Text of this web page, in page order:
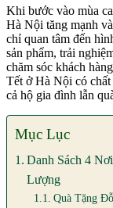
Khi bước vào mùa
Hà Nội tăng mạnh
chỉ quan tâm đến
sản phẩm, trải
chăm sóc khách
Tết ở Hà Nội có
cả hộ gia đình lẫn
Mục Lục
Danh Sách 4
Lượng
Quà Tặng